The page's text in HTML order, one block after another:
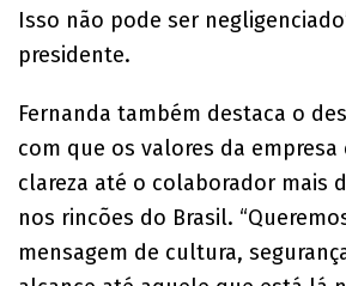
Isso não pode ser
presidente.
Fernanda também destaca o
com que os valores da empresa
clareza até o colaborador mais
nos rincões do Brasil.
mensagem de cultura,